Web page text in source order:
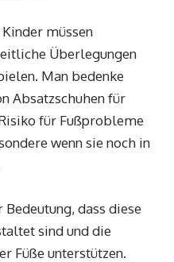
müssen
Überlegungen
Man bedenke
Absatzschuhen für
für Fußprobleme
wenn sie noch in
dass diese
sind und die
Füße unterstützen.